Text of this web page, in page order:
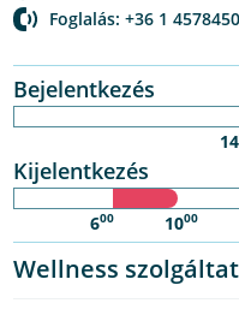
Foglalás: +36 1
Bejelentkezés
14
Kijelentkezés
600 1000
Wellness